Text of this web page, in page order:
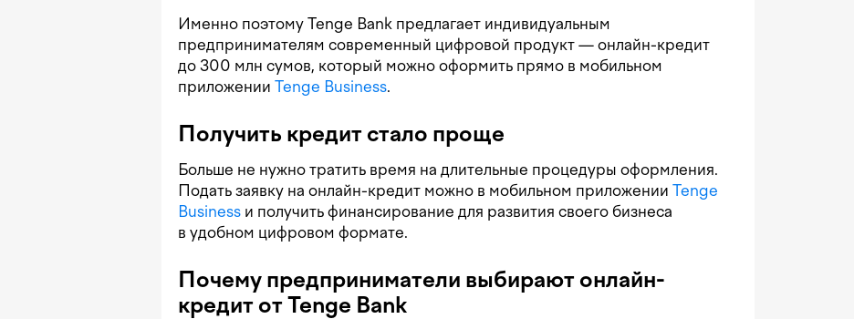
Именно поэтому Tenge Bank предлагает индивидуальным
предпринимателям современный цифровой продукт — онлайн-кредит
до 300 млн сумов, который можно оформить прямо в мобильном
приложении Tenge Business.
Получить кредит стало проще
Больше не нужно тратить время на длительные процедуры оформления.
Подать заявку на онлайн-кредит можно в мобильном приложении Tenge
Business и получить финансирование для развития своего бизнеса
в удобном цифровом формате.
Почему предприниматели выбирают онлайн-
кредит от Tenge Bank